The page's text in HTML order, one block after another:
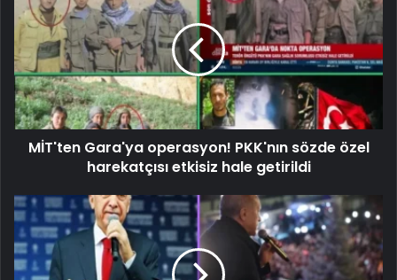
MİT'ten Gara'ya operasyon! PKK'nın sözde özel
harekatçısı etkisiz hale getirildi